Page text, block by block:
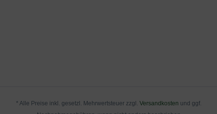
* Alle Preise inkl. gesetzl. Mehrwertsteuer zzgl. Versandkosten und ggf.